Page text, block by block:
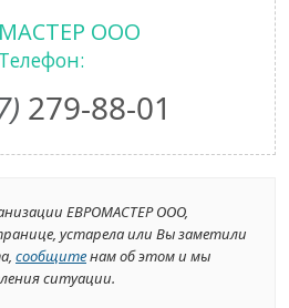
ООО
Телефон:
279-88-01
ЕВРОМАСТЕР ООО,
устарела или Вы заметили
сообщитенам об этом и мы
ситуации.